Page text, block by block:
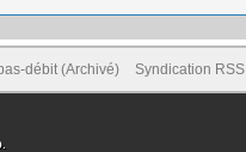
débit (Archivé) Syndication RSS